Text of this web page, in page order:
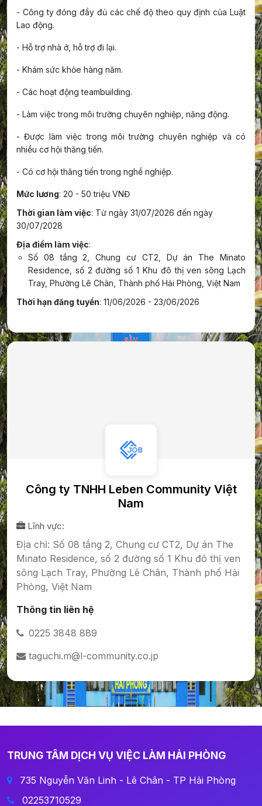
- Công ty đóng đầy đủ các chế độ theo quy định của Luật
Lao động.
- Hỗ trợ nhà ở, hỗ trợ đi lại.
- Khám sức khỏe hàng năm.
- Các hoạt động teambuilding.
- Làm việc trong môi trường chuyên nghiệp, năng động.
- Được làm việc trong môi trường chuyên nghiệp và có
nhiều cơ hội thăng tiến.
- Có cơ hội thăng tiến trong nghề nghiệp.
Mức lương: 20 - 50 triệu VNĐ
Thời gian làm việc: Từ ngày 31/07/2026 đến ngày
30/07/2028
Địa điểm làm việc:
Số 08 tầng 2, Chung cư CT2, Dự án The Minato
Residence, số 2 đường số 1 Khu đô thị ven sông Lạch
Tray, Phường Lê Chân, Thành phố Hải Phòng, Việt Nam
Thời hạn đăng tuyển: 11/06/2026 - 23/06/2026
Công ty TNHH Leben Community Việt
Nam
Lĩnh vực:
Địa chỉ: Số 08 tầng 2, Chung cư CT2, Dự án The
Minato Residence, số 2 đường số 1 Khu đô thị ven
sông Lạch Tray, Phường Lê Chân, Thành phố Hải
Phòng, Việt Nam
Thông tin liên hệ
0225 3848 889
taguchi.m@l-community.co.jp
TRUNG TÂM DỊCH VỤ VIỆC LÀM HẢI PHÒNG
735 Nguyễn Văn Linh - Lê Chân - TP Hải Phòng
02253710529